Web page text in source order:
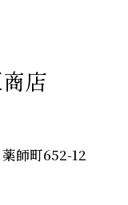
店
師町652-12